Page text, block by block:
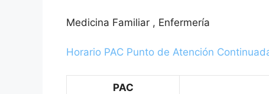
Medicina Familiar , Enfermería
Horario PAC Punto de Atención
PAC